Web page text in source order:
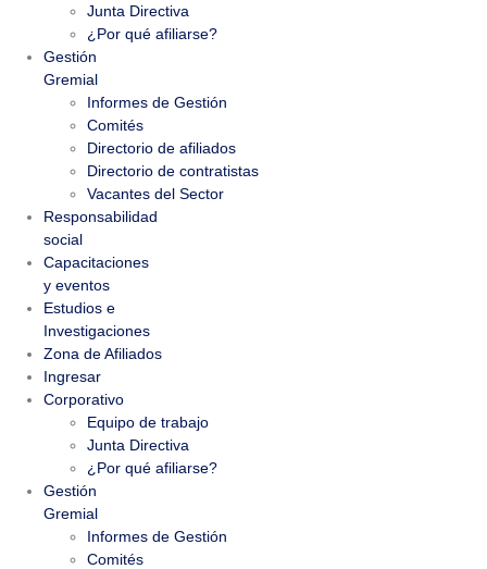
Junta Directiva
¿Por qué afiliarse?
Gestión
Gremial
Informes de Gestión
Comités
Directorio de afiliados
Directorio de contratistas
Vacantes del Sector
Responsabilidad
social
Capacitaciones
y eventos
Estudios e
Investigaciones
Zona de Afiliados
Ingresar
Corporativo
Equipo de trabajo
Junta Directiva
¿Por qué afiliarse?
Gestión
Gremial
Informes de Gestión
Comités